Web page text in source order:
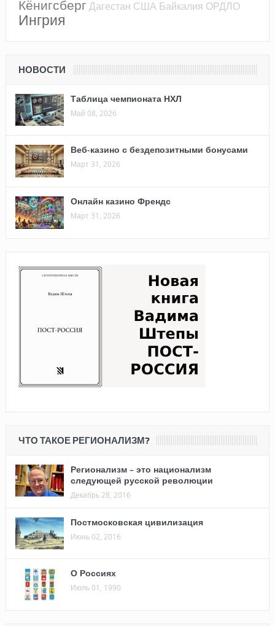
Кёнигсберг Дагестан США Байкалия ОРДЛО
Ингрия
НОВОСТИ
Таблица чемпионата НХЛ
Май 08, 2026
Веб-казино с бездепозитными бонусами
Март 31, 2026
Онлайн казино Френдс
Март 31, 2026
ЧТО ТАКОЕ РЕГИОНАЛИЗМ?
Регионализм – это национализм
следующей русской революции
Декабрь 28, 2016
Постмосковская цивилизация
Июнь 02, 2016
О Россиях
Июль 01, 1990